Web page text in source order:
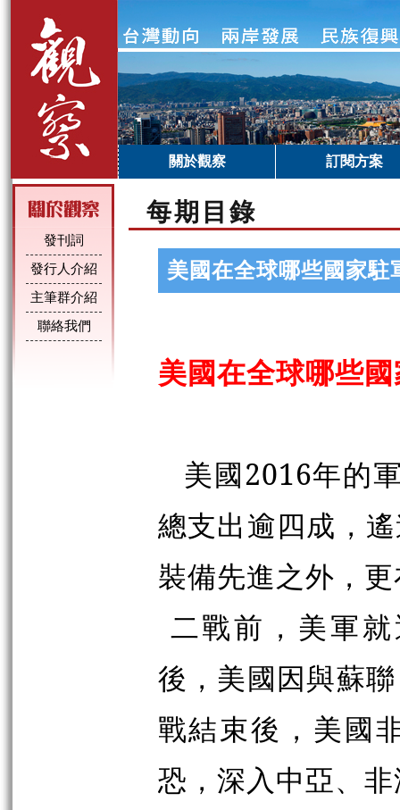
關於觀察 訂閱方案
發刊詞
發行人介紹
主筆群介紹
聯絡我們
每期目錄
美國在全球哪些國家
美國在全球哪些
美國2016年的
總支出逾四成，
裝備先進之外，
二戰前，美軍
後，美國因與蘇
戰結束後，美國
恐，深入中亞、